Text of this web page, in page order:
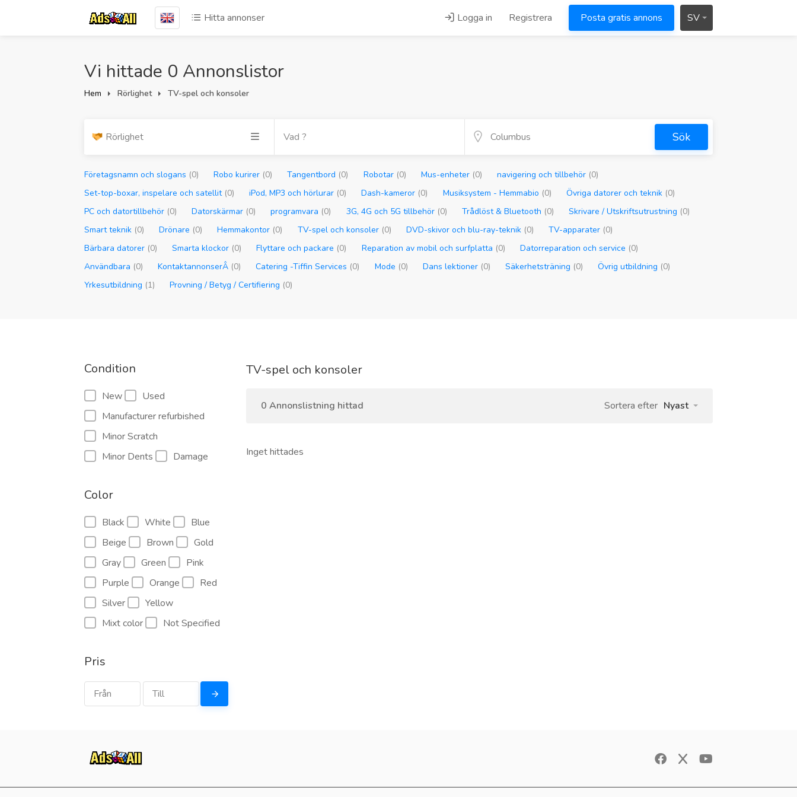
Hitta annonser Logga in Registrera Posta gratis annons SV
Vi hittade 0 Annonslistor
Hem Rörlighet TV-spel och konsoler
Rörlighet Sök
Företagsnamn och slogans (0) Robo kurirer (0) Tangentbord (0) Robotar (0) Mus-enheter (0) navigering och tillbehör (0)
Set-top-boxar, inspelare och satellit (0) iPod, MP3 och hörlurar (0) Dash-kameror (0) Musiksystem - Hemmabio (0) Övriga datorer och teknik (0)
PC och datortillbehör (0) Datorskärmar (0) programvara (0) 3G, 4G och 5G tillbehör (0) Trådlöst & Bluetooth (0) Skrivare / Utskriftsutrustning (0)
Smart teknik (0) Drönare (0) Hemmakontor (0) TV-spel och konsoler (0) DVD-skivor och blu-ray-teknik (0) TV-apparater (0)
Bärbara datorer (0) Smarta klockor (0) Flyttare och packare (0) Reparation av mobil och surfplatta (0) Datorreparation och service (0)
Användbara (0) KontaktannonserÂ (0) Catering -Tiffin Services (0) Mode (0) Dans lektioner (0) Säkerhetsträning (0) Övrig utbildning (0)
Yrkesutbildning (1) Provning / Betyg / Certifiering (0)
Condition
New
Used
Manufacturer refurbished
Minor Scratch
Minor Dents
Damage
Color
Black White
Blue
Beige
Brown
Gold
Gray
Green
Pink
Purple
Orange
Red
Silver
Yellow
Mixt color
Not Specified
Pris
TV-spel och konsoler
0 Annonslistning hittad Sortera efter Nyast
Inget hittades